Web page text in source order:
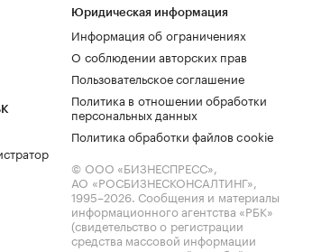
Юридическая информация
Информация об ограничениях
О соблюдении авторских прав
Пользовательское соглашение
Политика в отношении обработки
персональных данных
Политика обработки файлов cookie
© ООО «БИЗНЕСПРЕСС»,
АО «РОСБИЗНЕСКОНСАЛТИНГ»,
1995–2026. Сообщения и материалы
информационного агентства «РБК»
(свидетельство о регистрации
средства массовой информации